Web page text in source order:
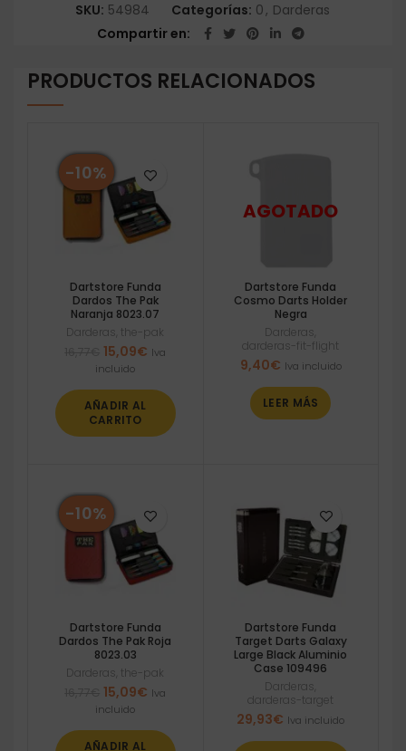
SKU: 54984 Categorías: 0, Darderas
Compartir en
PRODUCTOS RELACIONADOS
-10%
Dartstore Funda
Dardos The Pak
Naranja 8023.07
Darderas the-pak
El
precio
era:
16,77€.
15,09€ El
es:
15,09€.
Iva
incluido
AÑADIR AL
CARRITO
Dartstore Funda
Cosmo Darts Holder
Negra
Darderas
darderas-fit-flight
9,40€ Iva incluido
LEER MÁS
-10%
Dartstore Funda
Dardos The Pak Roja
8023.03
Darderas the-pak
El
precio
era:
15,09€ El
es:
Iva
incluido
AÑADIR AL
Dartstore Funda
Target Darts Galaxy
Large Black Aluminio
Case 109496
Darderas
darderas-target
29,93€ Iva incluido